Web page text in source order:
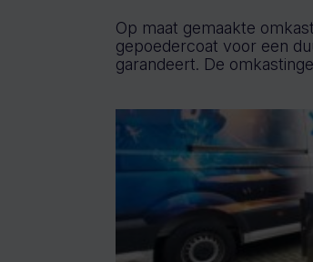
Op maat gemaakte
gepoedercoat voor een
garandeert. De